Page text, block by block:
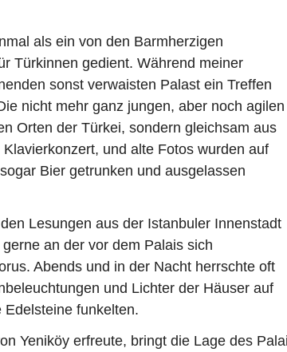
als ein von den Barmherzigen
Türkinnen gedient. Während meiner
sonst verwaisten Palast ein Treffen
nicht mehr ganz jungen, aber noch agilen
Orten der Türkei, sondern gleichsam aus
und alte Fotos wurden auf
Bier getrunken und ausgelassen
Lesungen aus der Istanbuler Innenstadt
an der vor dem Palais sich
Abends und in der Nacht herrschte oft
und Lichter der Häuser auf
funkelten.
Yeniköy erfreute, bringt die Lage des